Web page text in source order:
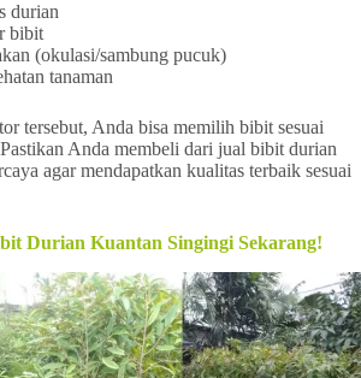
durian
bibit
(okulasi/sambung pucuk)
tanaman
tersebut, Anda bisa memilih bibit sesuai
Anda membeli dari jual bibit durian
agar mendapatkan kualitas terbaik sesuai
Durian Kuantan Singingi Sekarang!